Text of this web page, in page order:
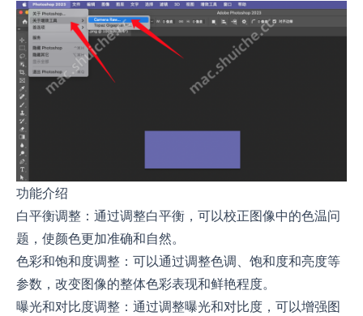
功能介绍
白平衡调整：通过调整白平衡，可以校正图像中的色温问
题，使颜色更加准确和自然。
色彩和饱和度调整：可以通过调整色调、饱和度和亮度等
参数，改变图像的整体色彩表现和鲜艳程度。
曝光和对比度调整：通过调整曝光和对比度，可以增强图